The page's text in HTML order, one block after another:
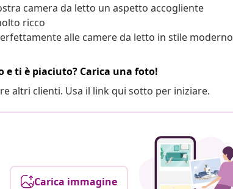
camera da letto un aspetto accogliente
ricco
alle camere da letto in stile moderno
ti è piaciuto? Carica una foto!
altri clienti. Usa il link qui sotto per iniziare.
Carica immagine